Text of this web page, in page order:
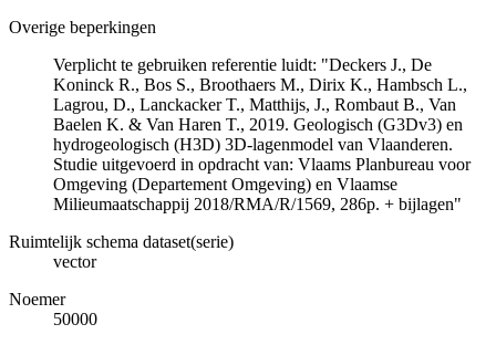
Overige beperkingen
Verplicht te gebruiken referentie luidt: "Deckers J., De
Koninck R., Bos S., Broothaers M., Dirix K., Hambsch L.,
Lagrou, D., Lanckacker T., Matthijs, J., Rombaut B., Van
Baelen K. & Van Haren T., 2019. Geologisch (G3Dv3) en
hydrogeologisch (H3D) 3D-lagenmodel van Vlaanderen.
Studie uitgevoerd in opdracht van: Vlaams Planbureau voor
Omgeving (Departement Omgeving) en Vlaamse
Milieumaatschappij 2018/RMA/R/1569, 286p. + bijlagen"
Ruimtelijk schema dataset(serie)
vector
Noemer
50000